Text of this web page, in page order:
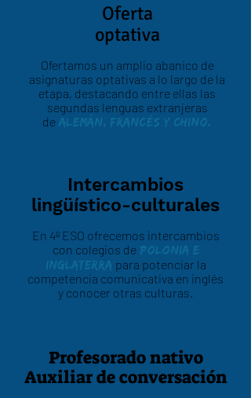
Oferta
optativa
Ofertamos un amplio abanico de
asignaturas optativas a lo largo de la
etapa, destacando entre ellas las
segundas lenguas extranjeras
de Alemán, Francés y Chino.
Intercambios
lingüístico-culturales
En 4º ESO ofrecemos intercambios
con colegios de Polonia e
Inglaterra para potenciar la
competencia comunicativa en inglés
y conocer otras culturas.
Profesorado nativo
Auxiliar de conversación